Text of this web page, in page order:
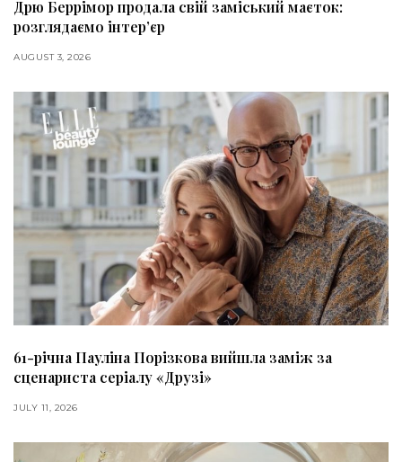
Дрю Беррімор продала свій заміський маєток:
розглядаємо інтер’єр
AUGUST 3, 2026
61-річна Пауліна Порізкова вийшла заміж за
сценариста серіалу «Друзі»
JULY 11, 2026